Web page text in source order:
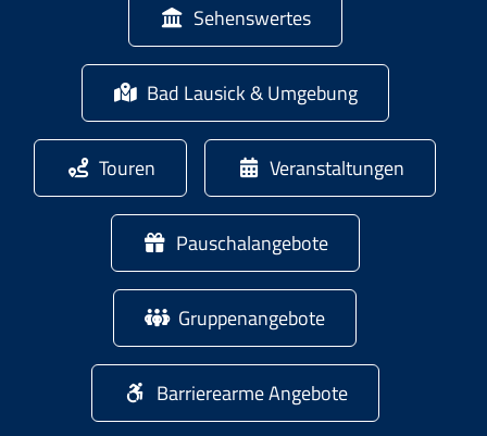
Sehenswertes
Bad Lausick & Umgebung
Touren Veranstaltungen
Pauschalangebote
Gruppenangebote
Barrierearme Angebote